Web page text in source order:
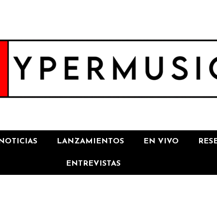
LANZAMIENTOS EN VIVO
ENTREVISTAS